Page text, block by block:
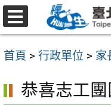
跳
至
要
容
首頁 > 行政單位 > 家
恭喜志工
選
單